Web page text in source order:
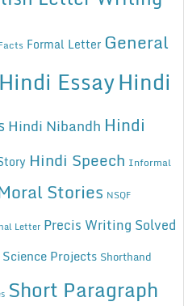
Formal Letter General
Hindi EssayHindi
Hindi Nibandh Hindi
Hindi Speech Informal
Stories NSQF
Letter Precis Writing Solved
Science Projects Shorthand
Short Paragraph